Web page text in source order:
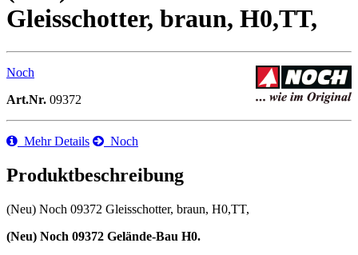
Gleisschotter, braun, H0,TT,
Noch
Art.Nr. 09372
Mehr Details Noch
Produktbeschreibung
(Neu) Noch 09372 Gleisschotter, braun, H0,TT,
(Neu) Noch 09372 Gelände-Bau H0.